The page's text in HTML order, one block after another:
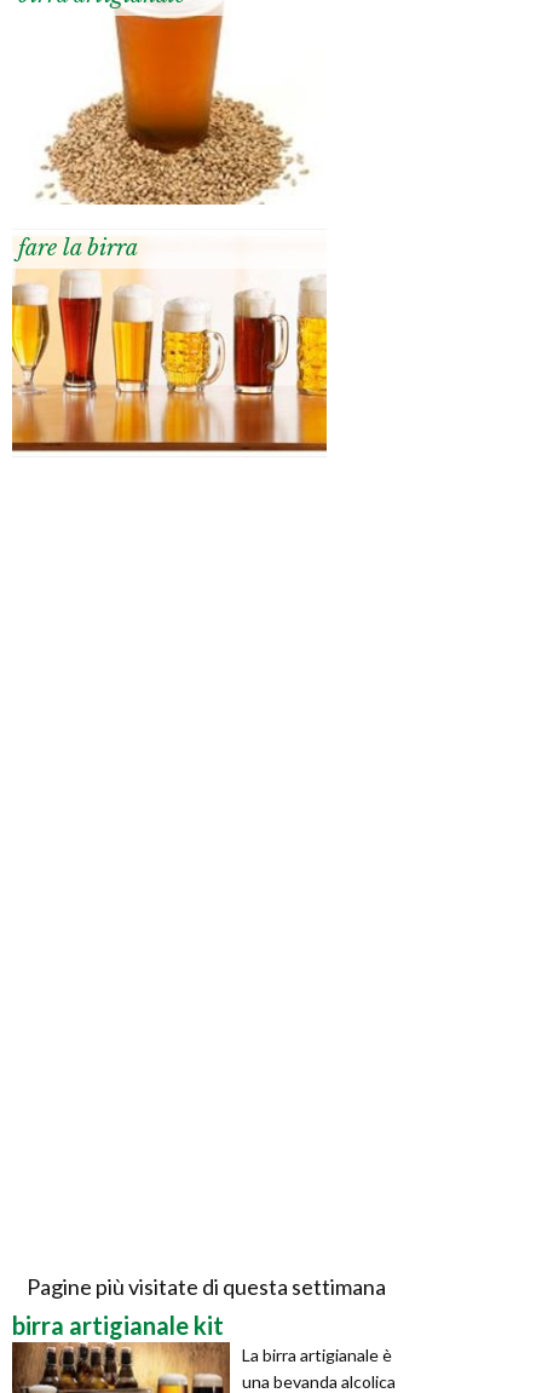
fare la birra
Pagine più visitate di questa settimana
birra artigianale kit
La birra artigianale è
una bevanda alcolica